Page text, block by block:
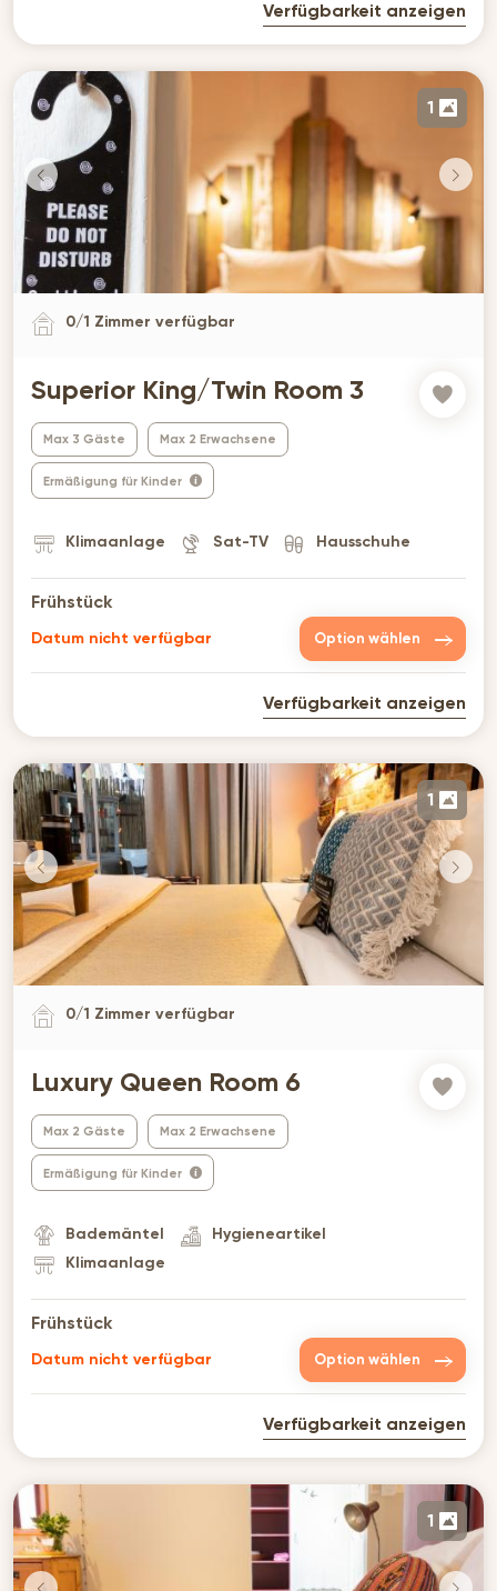
Verfügbarkeit anzeigen
1
0/1 Zimmer verfügbar
Superior King/Twin Room 3
Max 3 Gäste Max 2 Erwachsene
Ermäßigung für Kinder
Klimaanlage Sat-TV Hausschuhe
Frühstück
Datum nicht verfügbar Option wählen
Verfügbarkeit anzeigen
1
0/1 Zimmer verfügbar
Luxury Queen Room 6
Max 2 Gäste Max 2 Erwachsene
Ermäßigung für Kinder
Bademäntel
Hygieneartikel
Klimaanlage
Frühstück
Datum nicht verfügbar Option wählen
Verfügbarkeit anzeigen
1